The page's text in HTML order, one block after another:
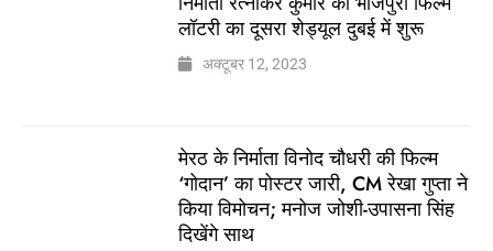
लॉटरी का दूसरा शेड्यूल दुबई में शुरू
अक्टूबर 12, 2023
मेरठ के निर्माता विनोद चौधरी की फिल्म
‘गोदान’ का पोस्टर जारी, CM रेखा गुप्ता ने
किया विमोचन; मनोज जोशी-उपासना सिंह
दिखेंगे साथ